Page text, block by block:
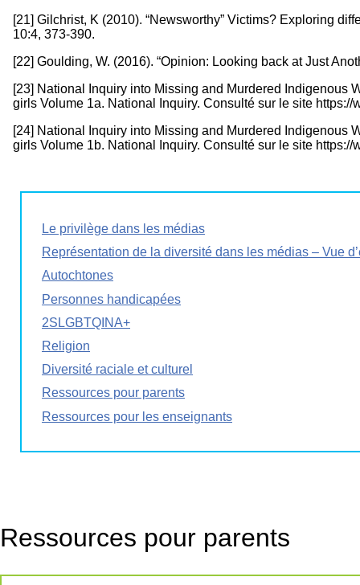
[21] Gilchrist, K (2010). “Newsworthy” Victims? Exploring
10:4, 373-390.
[22] Goulding, W. (2016). “Opinion: Looking back at Just
[23] National Inquiry into Missing and Murdered Indigenous
girls Volume 1a. National Inquiry. Consulté sur le site
[24] National Inquiry into Missing and Murdered Indigenous
girls Volume 1b. National Inquiry. Consulté sur le site
Le privilège dans les médias
Représentation de la diversité dans les médias – Vue
Autochtones
Personnes handicapées
2SLGBTQINA+
Religion
Diversité raciale et culturel
Ressources pour parents
Ressources pour les enseignants
Ressources pour parents